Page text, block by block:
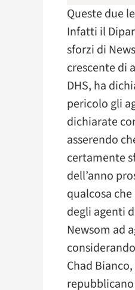
Queste due
Infatti il
sforzi di
crescente di
DHS, ha
pericolo gli
dichiarate
asserendo
certamente
dell’anno
qualcosa
degli agenti
Newsom ad
Chad